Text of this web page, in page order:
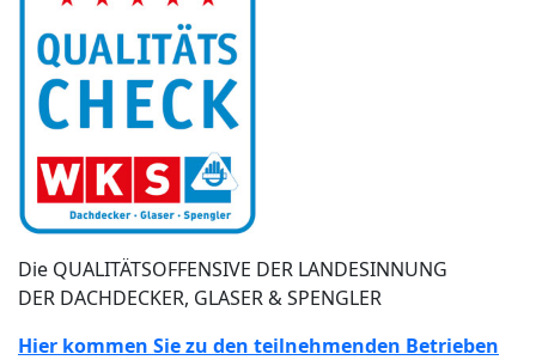
Die QUALITÄTSOFFENSIVE DER LANDESINNUNG
DER DACHDECKER, GLASER & SPENGLER
Hier kommen Sie zu den teilnehmenden Betrieben